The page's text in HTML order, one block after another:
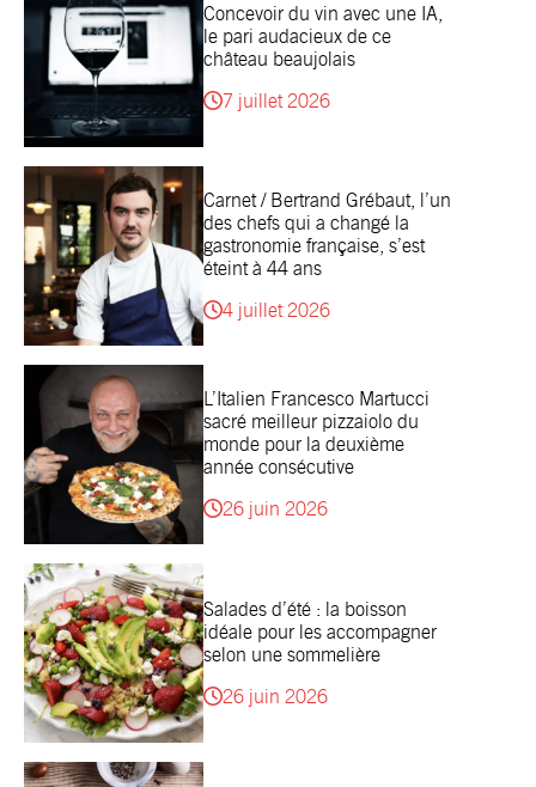
Concevoir du vin avec une IA,
le pari audacieux de ce
château beaujolais
7 juillet 2026
Carnet / Bertrand Grébaut, l’un
des chefs qui a changé la
gastronomie française, s’est
éteint à 44 ans
4 juillet 2026
L’Italien Francesco Martucci
sacré meilleur pizzaiolo du
monde pour la deuxième
année consécutive
26 juin 2026
Salades d’été : la boisson
idéale pour les accompagner
selon une sommelière
26 juin 2026